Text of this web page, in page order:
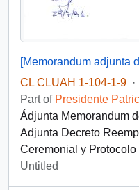
CL CLUAH 1-104-1-9 ·
Part of Presidente
Ádjunta Memorandum
Adjunta Decreto
Ceremonial y Protocolo
Untitled